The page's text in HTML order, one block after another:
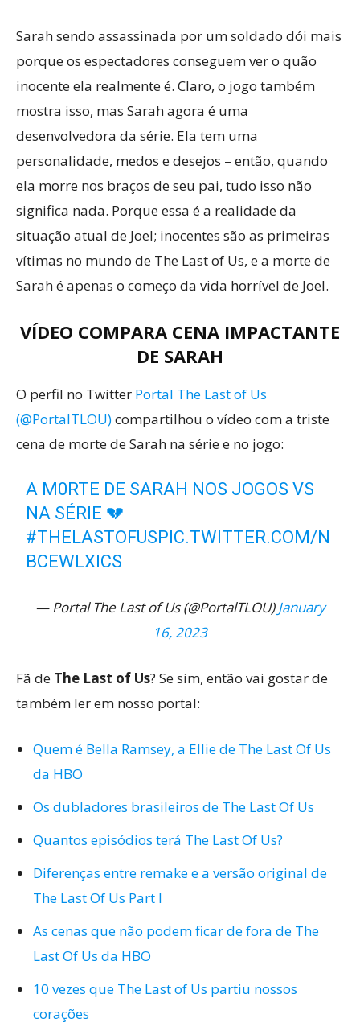
Sarah sendo assassinada por um soldado dói mais
porque os espectadores conseguem ver o quão
inocente ela realmente é. Claro, o jogo também
mostra isso, mas Sarah agora é uma
desenvolvedora da série. Ela tem uma
personalidade, medos e desejos – então, quando
ela morre nos braços de seu pai, tudo isso não
significa nada. Porque essa é a realidade da
situação atual de Joel; inocentes são as primeiras
vítimas no mundo de The Last of Us, e a morte de
Sarah é apenas o começo da vida horrível de Joel.
VÍDEO COMPARA CENA IMPACTANTE
DE SARAH
O perfil no Twitter Portal The Last of Us
(@PortalTLOU)compartilhou o vídeo com a triste
cena de morte de Sarah na série e no jogo:
A M0RTE DE SARAH NOS JOGOS VS
NA SÉRIE 💔
#THELASTOFUSPIC.TWITTER.COM/N
BCEWLXICS
— Portal The Last of Us (@PortalTLOU)January
16, 2023
Fã de The Last of Us? Se sim, então vai gostar de
também ler em nosso portal:
Quem é Bella Ramsey, a Ellie de The Last Of Us
da HBO
Os dubladores brasileiros de The Last Of Us
Quantos episódios terá The Last Of Us?
Diferenças entre remake e a versão original de
The Last Of Us Part I
As cenas que não podem ficar de fora de The
Last Of Us da HBO
10 vezes que The Last of Us partiu nossos
corações